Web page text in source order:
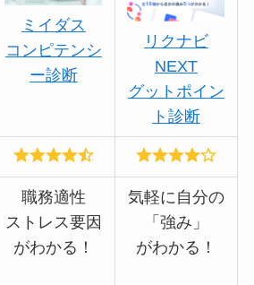
ミイダス
コンピテンシ
ー診断
リクナビ
NEXT
グットポイン
ト診断
職務適性
ストレス要因
がわかる！
気軽に自分の
「強み」
がわかる！